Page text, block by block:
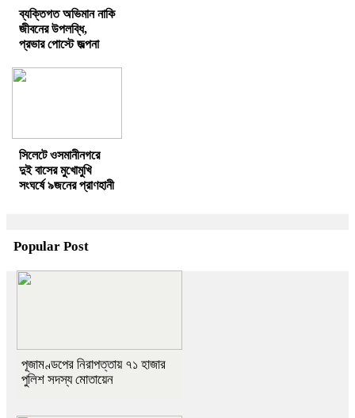
ব্যক্তিগত অভিমান নাকি
জীবনের উপলব্ধি,
প্রভার পোস্টে জল্পনা
সিলেটে ওসমানীনগরে
দুই বাসের মুখোমুখি
সংঘর্ষে ৯জনের প্রাণহানী
Popular Post
পূজামণ্ডপের নিরাপত্তায় ৭১ হাজার
পুলিশ সদস্য মোতায়েন